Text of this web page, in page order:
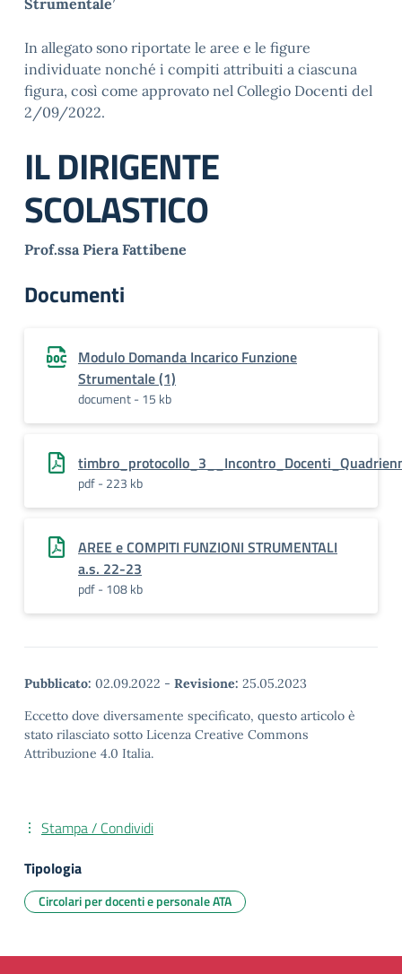
Strumentale’
In allegato sono riportate le aree e le figure
individuate nonché i compiti attribuiti a ciascuna
figura, così come approvato nel Collegio Docenti del
2/09/2022.
IL DIRIGENTE
SCOLASTICO
Prof.ssa Piera Fattibene
Documenti
Modulo Domanda Incarico Funzione
Strumentale (1)
document - 15 kb
pdf - 223 kb
AREE e COMPITI FUNZIONI STRUMENTALI
a.s. 22-23
pdf - 108 kb
Pubblicato: 02.09.2022 - Revisione: 25.05.2023
Eccetto dove diversamente specificato, questo articolo è
stato rilasciato sotto Licenza Creative Commons
Attribuzione 4.0 Italia.
Stampa / Condividi
Tipologia
Circolari per docenti e personale ATA